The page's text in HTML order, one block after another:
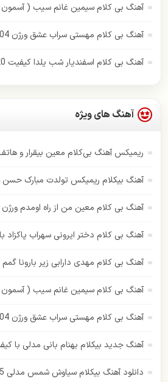
حمید هیراد
رامین بی باک
رضا بهرام
رضا صادقی
رضا یزدانی
زانیار خسروی
سهراب پاکزاد
آهنگ بی کلام سیمین غانم سیب ( آسمون
آهنگ بی کلام مهستی سراب عشق ورژن 1404
آهنگ بی کلام اسفندیار شب یلدا کیفیت 320
آهنگ های ویژه
ریمیکس آهنگ بی‌کلام معین بیقرار و هاتف
آهنگ بیکلام ریمیکس تولدت مبارک حسن
آهنگ بی کلام معین من از راه اومدم
آهنگ بی کلام دختر ایرونی سهراب پاکزاد با
آهنگ بی کلام مهدی دارابی زیر بارونا
آهنگ بی کلام سیمین غانم سیب ( آسمون
آهنگ بی کلام مهستی سراب عشق ورژن 1404
آهنگ جدید بیکلام بهنام بانی مدلی با کیفیت
دانلود آهنگ بیکلام سیاوش شمس مدلی 2025